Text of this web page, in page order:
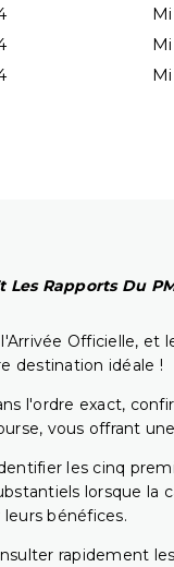
Les Rapports Du
Officielle, et
destination idéale !
l'ordre exact,
vous offrant
les cinq
lorsque
bénéfices.
rapidement